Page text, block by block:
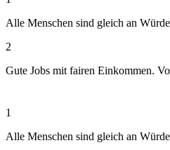
Alle Menschen sind gleich an
2
Gute Jobs mit fairen Einkommen.
1
Alle Menschen sind gleich an